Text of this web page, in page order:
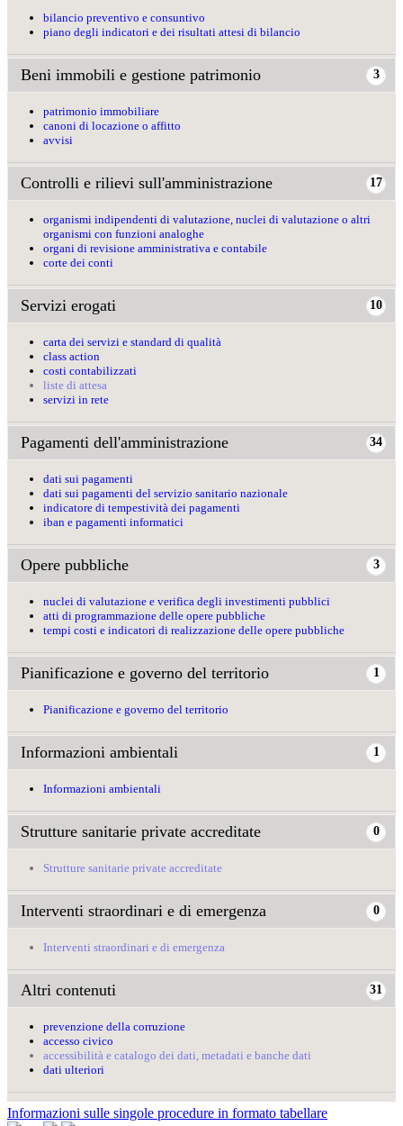
bilancio preventivo e consuntivo
piano degli indicatori e dei risultati attesi di bilancio
3
Beni immobili e gestione patrimonio
patrimonio immobiliare
canoni di locazione o affitto
avvisi
17
Controlli e rilievi sull'amministrazione
organismi indipendenti di valutazione, nuclei di valutazione o altri
organismi con funzioni analoghe
organi di revisione amministrativa e contabile
corte dei conti
10
Servizi erogati
carta dei servizi e standard di qualità
class action
costi contabilizzati
liste di attesa
servizi in rete
34
Pagamenti dell'amministrazione
dati sui pagamenti
dati sui pagamenti del servizio sanitario nazionale
indicatore di tempestività dei pagamenti
iban e pagamenti informatici
3
Opere pubbliche
nuclei di valutazione e verifica degli investimenti pubblici
atti di programmazione delle opere pubbliche
tempi costi e indicatori di realizzazione delle opere pubbliche
1
Pianificazione e governo del territorio
Pianificazione e governo del territorio
1
Informazioni ambientali
Informazioni ambientali
0
Strutture sanitarie private accreditate
Strutture sanitarie private accreditate
0
Interventi straordinari e di emergenza
Interventi straordinari e di emergenza
31
Altri contenuti
prevenzione della corruzione
accesso civico
accessibilità e catalogo dei dati, metadati e banche dati
dati ulteriori
Informazioni sulle singole procedure in formato tabellare